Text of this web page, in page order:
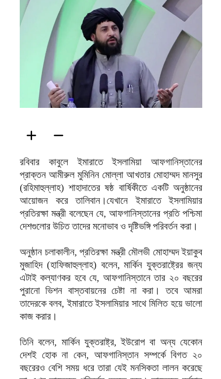
ফিরদাউস
রবিবার কাবুলে ইমারাতে ইসলামিয়া আফগানিস্তানের
প্রাক্তন আমীরুল মুমিনিন মোল্লা আখতার মোহাম্মদ মানসুর
(রহিমাহুল্লাহ) শাহাদাতের ষষ্ঠ বার্ষিকীতে একটি অনুষ্ঠানের
আয়োজন করে তালিবান।যেখানে ইমারাতে ইসলামিয়ার
প্রতিরক্ষা মন্ত্রী বলেছেন যে, আফগানিস্তানের প্রতি পশ্চিমা
দেশগুলোর উচিত তাদের মনোভাব ও দৃষ্টিভঙ্গি পরিবর্তন করা।
অনুষ্ঠান চলাকালীন, প্রতিরক্ষা মন্ত্রী মৌলভী মোহাম্মদ ইয়াকুব
মুজাহিদ (হাফিজাহুল্লাহ) বলেন, মার্কিন যুক্তরাষ্ট্রের জন্য
এটাই কল্যাণকর হবে যে, আফগানিস্তানে তার ২০ বছরের
পুরানো ভিশন বাস্তবায়নের চেষ্টা না করা। তবে আমরা
তাদেরকে বলব, ইমারাতে ইসলামিয়ার সাথে মিলিত হয়ে ভালো
কাজ করার।
তিনি বলেন, মার্কিন যুক্তরাষ্ট্র, ইউরোপ বা অন্য যেকোন
দেশই হোক না কেন, আফগানিস্তান সম্পর্কে বিগত ২০
বছরেরও বেশি সময় ধরে তারা যেই মনসিকতা লালন করেছে